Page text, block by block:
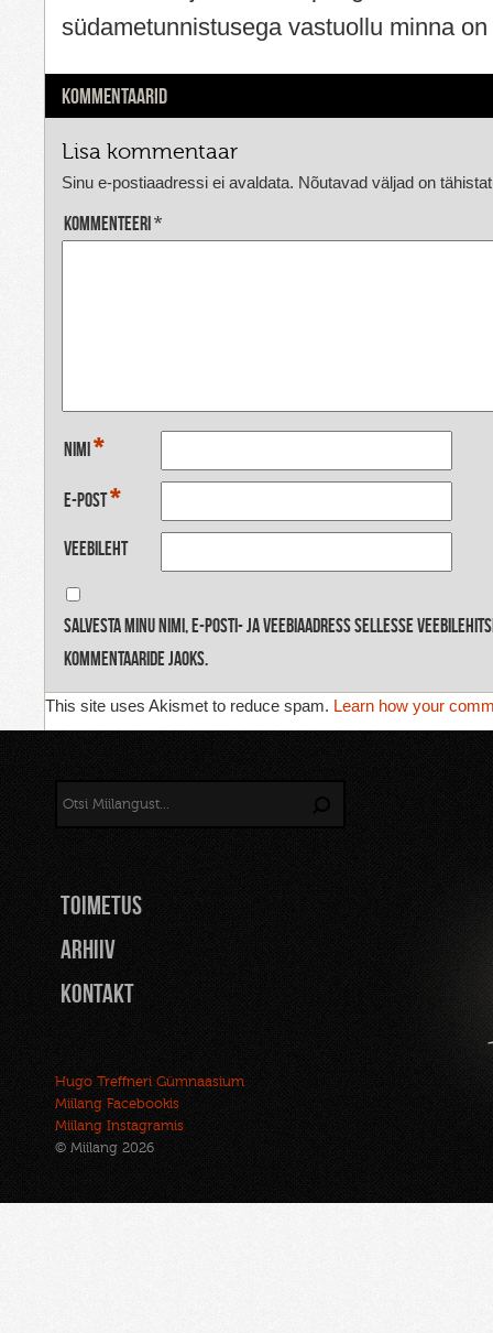
südametunnistusega vastuollu minna
KOMMENTAARID
Lisa kommentaar
Sinu e-postiaadressi ei avaldata. Nõutavad väljad on
Kommenteeri*
Nimi*
E-post*
Veebileht
Salvesta minu nimi, e-posti- ja veebiaadress sellesse
kommentaaride jaoks.
This site uses Akismet to reduce spam. Learn how your
TOIMETUS
Arhiiv
Kontakt
Hugo Treffneri Gümnaasium
Miilang Facebookis
Miilang Instagramis
© Miilang 2026